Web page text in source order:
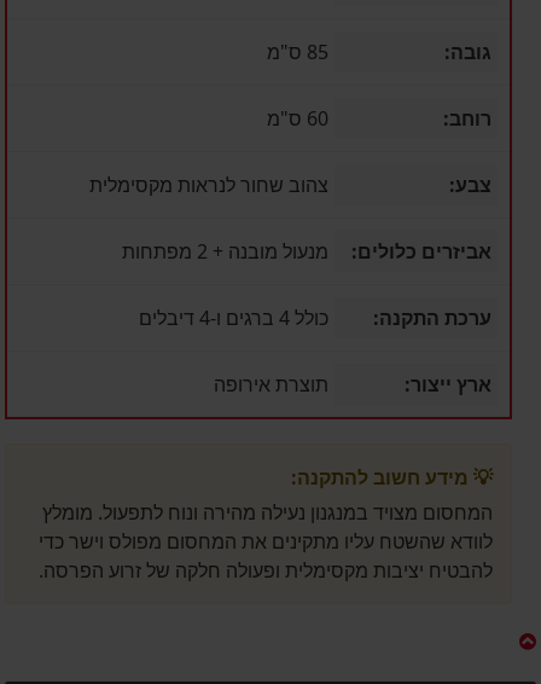
גובה: 85 ס"מ
רוחב: 60 ס"מ
צבע: צהוב שחור לנראות מקסימלית
אביזרים כלולים: מנעול מובנה + 2 מפתחות
ערכת התקנה: כולל 4 ברגים ו-4 דיבלים
ארץ ייצור: תוצרת אירופה
💡 מידע חשוב להתקנה:
המחסום מצויד במנגנון נעילה מהירה ונוח לתפעול. מומלץ
לוודא שהשטח עליו מתקינים את המחסום מפולס וישר כדי
להבטיח יציבות מקסימלית ופעולה חלקה של זרוע הפרסה.